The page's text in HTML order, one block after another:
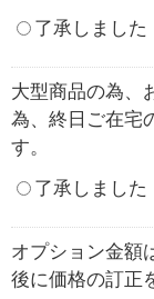
了承しました
大型商品の為、
為、終日ご在宅
す。
了承しました
オプション金額
後に価格の訂正